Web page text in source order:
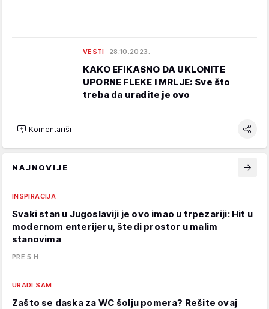
VESTI 28.10.2023.
KAKO EFIKASNO DA UKLONITE
UPORNE FLEKE I MRLJE: Sve što
treba da uradite je ovo
Komentariši
NAJNOVIJE
INSPIRACIJA
Svaki stan u Jugoslaviji je ovo imao u trpezariji: Hit u
modernom enterijeru, štedi prostor u malim
stanovima
PRE 5 H
URADI SAM
Zašto se daska za WC šolju pomera? Rešite ovaj